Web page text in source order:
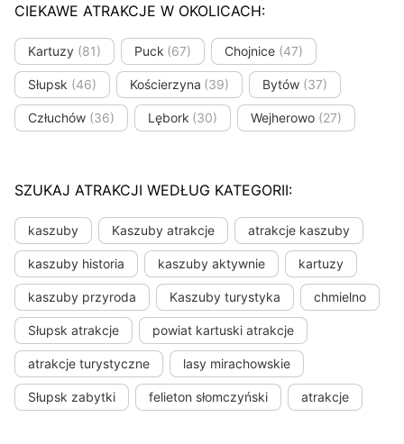
CIEKAWE ATRAKCJE W OKOLICACH:
Kartuzy (81) Puck (67) Chojnice (47)
Słupsk (46) Kościerzyna (39) Bytów (37)
Człuchów (36) Lębork (30) Wejherowo (27)
SZUKAJ ATRAKCJI WEDŁUG KATEGORII:
kaszuby Kaszuby atrakcje atrakcje kaszuby
kaszuby historia kaszuby aktywnie kartuzy
kaszuby przyroda Kaszuby turystyka chmielno
Słupsk atrakcje powiat kartuski atrakcje
atrakcje turystyczne lasy mirachowskie
Słupsk zabytki felieton słomczyński atrakcje